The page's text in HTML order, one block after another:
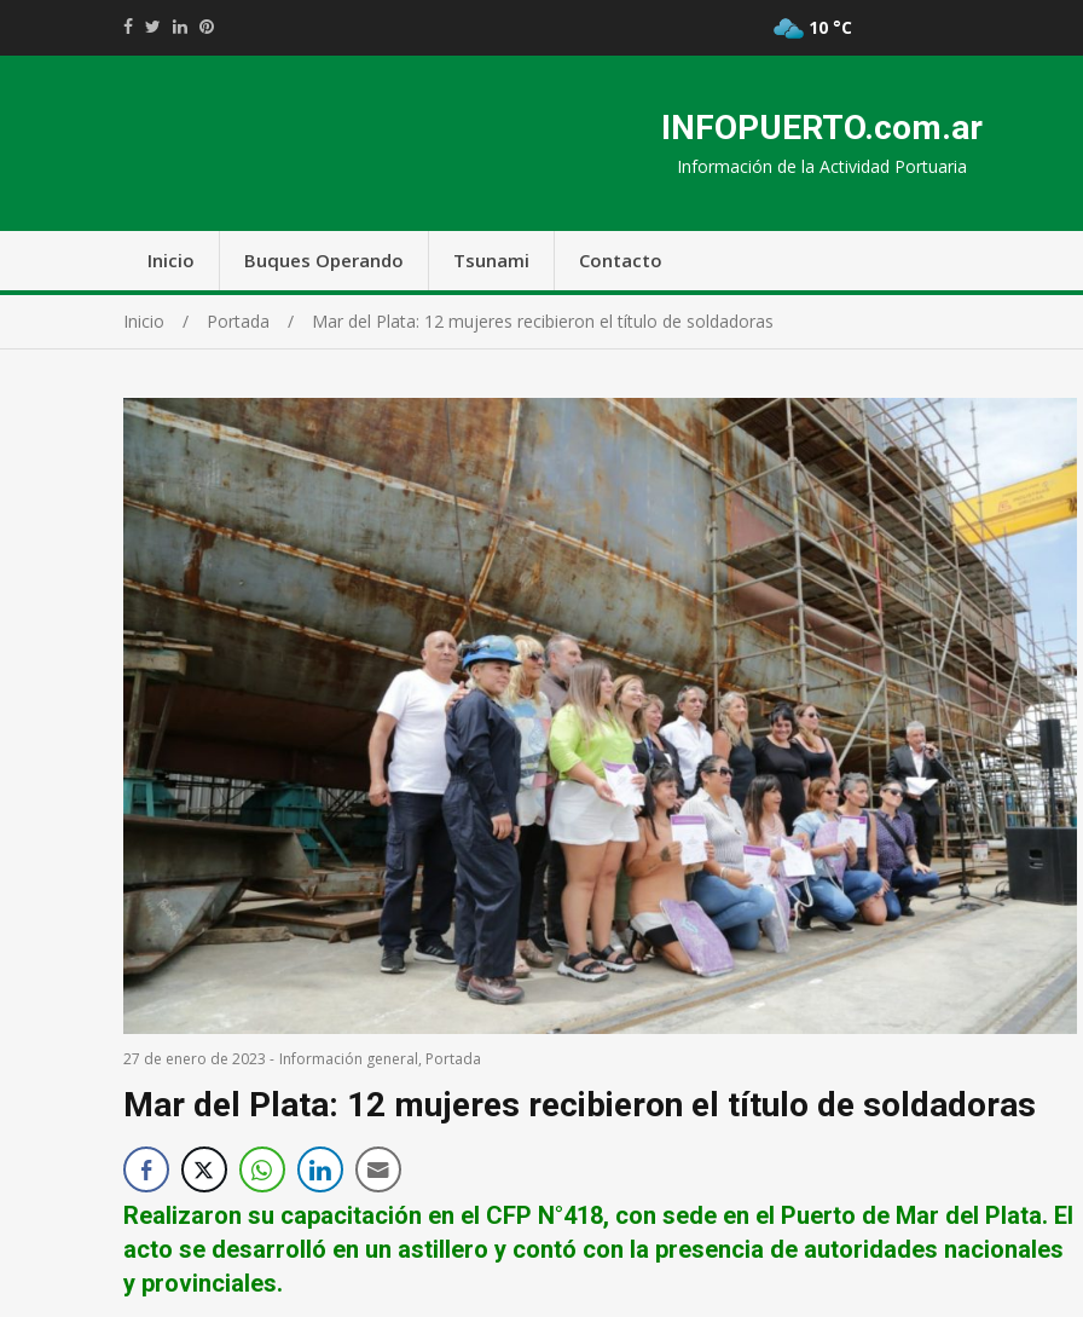
10 °C
INFOPUERTO.com.ar
Información de la Actividad Portuaria
Inicio Buques Operando Tsunami Contacto
Inicio Portada Mar del Plata: 12 mujeres recibieron el título de soldadoras
27 de enero de 2023 - Información general, Portada
Mar del Plata: 12 mujeres recibieron el título de soldadoras
Realizaron su capacitación en el CFP N°418, con sede en el Puerto de Mar del Plata. El
acto se desarrolló en un astillero y contó con la presencia de autoridades nacionales
y provinciales.